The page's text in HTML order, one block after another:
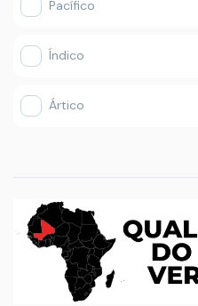
Pacífico
Índico
Ártico